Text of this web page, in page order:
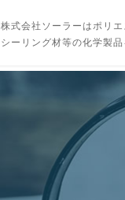
株式会社ソーラーはポリエ
シーリング材等の化学製品